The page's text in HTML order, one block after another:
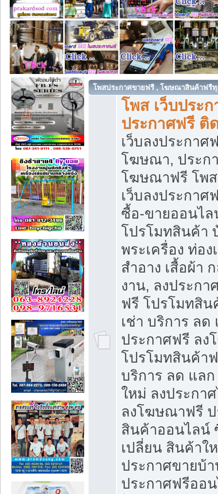
โพสประกาศขายฟรี , โฆษณาสินค้าฟรี
โพส เว็บประก
ประกาศฟรี ติ
เว็บลงประกา
โฆษณา, ประก
โฆษณาฟรี โพส
เว็บลงประกา
ซื้อ-ขายออนไล
โปรโมทสินค้า
พระเครื่อง ท่อง
สำอาง เสื้อผ้า
งาน, ลงประก
ฟรี โปรโมทสิ
เช่า บริการ ลด
ประกาศฟรี ล
โปรโมทสินค้า
บริการ ลด แล
ใหม่ ลงประกา
ลงโฆษณาฟรี
สินค้าออนไลน์
เปลี่ยน สินค้าใ
ประกาศขายบ้
ประกาศฟรีออ